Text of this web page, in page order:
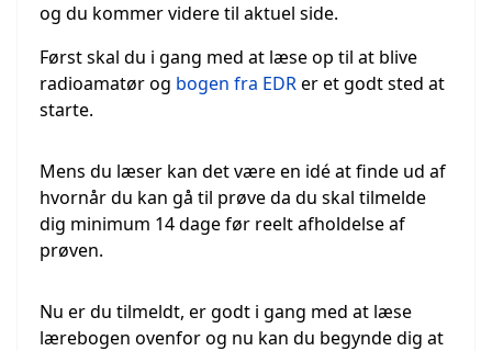
og du kommer videre til aktuel side.
Først skal du i gang med at læse op til at blive
radioamatør og bogen fra EDRer et godt sted at
starte.
Mens du læser kan det være en idé at finde ud af
hvornår du kan gå til prøve da du skal tilmelde
dig minimum 14 dage før reelt afholdelse af
prøven.
Nu er du tilmeldt, er godt i gang med at læse
lærebogen ovenfor og nu kan du begynde dig at